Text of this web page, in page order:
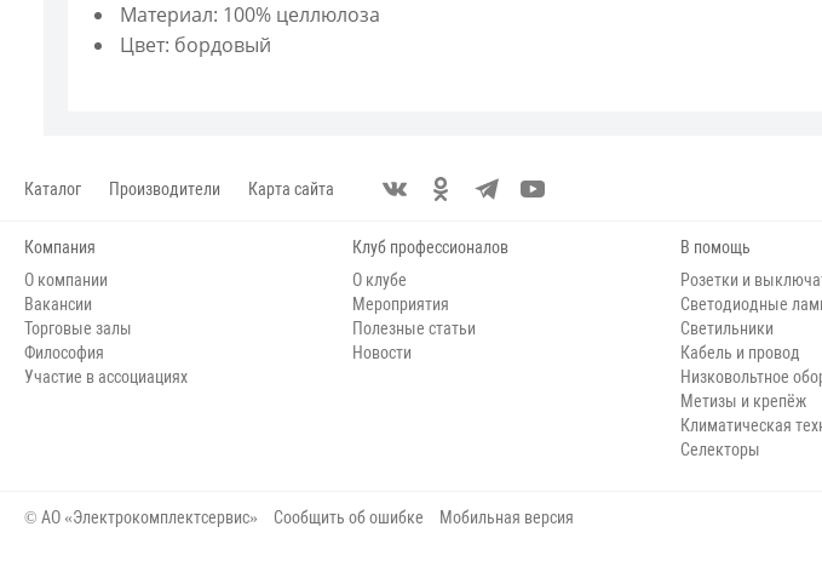
Материал: 100% целлюлоза
Цвет: бордовый
Каталог Производители Карта сайта
Компания
О компании
Вакансии
Торговые залы
Философия
Участие в ассоциациях
Клуб профессионалов
О клубе
Мероприятия
Полезные статьи
Новости
В помощь
Розетки и
Светодиодные
Светильники
Кабель и провод
Низковольтное
Метизы и крепёж
Климатическая
Селекторы
© АО «Электрокомплектсервис» Сообщить об ошибке Мобильная версия